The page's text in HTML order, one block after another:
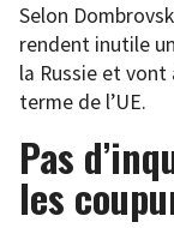
Selon
rendent inutile
la Russie et
terme de l’UE.
Pas
les